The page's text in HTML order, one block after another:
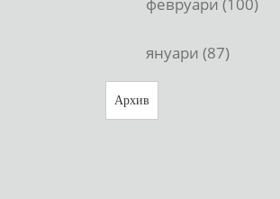
януари (87)
Архив